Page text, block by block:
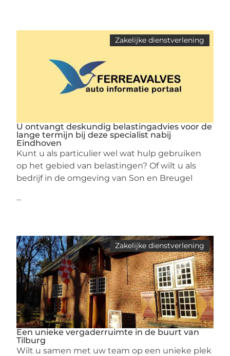
Zakelijke dienstverlening
U ontvangt deskundig belastingadvies voor de
lange termijn bij deze specialist nabij
Eindhoven
Kunt u als particulier wel wat hulp gebruiken
op het gebied van belastingen? Of wilt u als
bedrijf in de omgeving van Son en Breugel
...
Zakelijke dienstverlening
Een unieke vergaderruimte in de buurt van
Tilburg
Wilt u samen met uw team op een unieke plek